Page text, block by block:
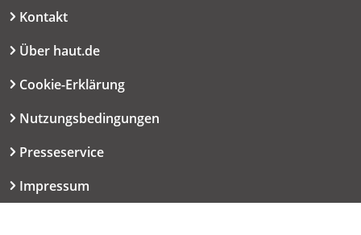
Kontakt
Über haut.de
Cookie-Erklärung
Nutzungsbedingungen
Presseservice
Impressum